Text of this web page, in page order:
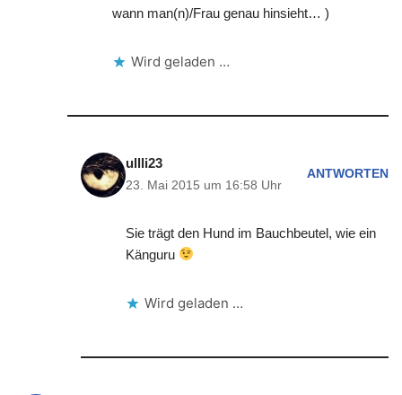
wann man(n)/Frau genau hinsieht… )
Wird geladen …
ullli23
23. Mai 2015 um 16:58 Uhr
ANTWORTEN
Sie trägt den Hund im Bauchbeutel, wie ein
Känguru
Wird geladen …